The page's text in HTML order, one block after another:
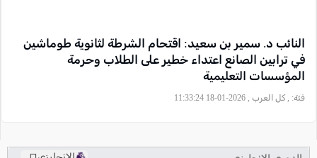
النائب د. سمير بن سعيد: اقتحام الشرطة لثانوية طوماشين
في ترابين الصانع اعتداء خطير على الطلاب وحرمة
المؤسسات التعليمية
فئة: , كل العرب , 2026-01-18 11:33:24